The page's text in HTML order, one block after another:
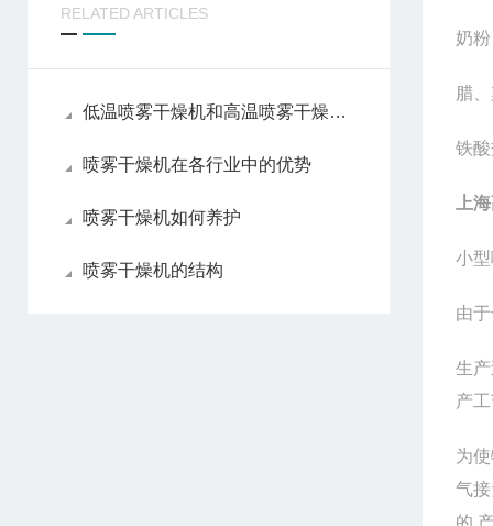
RELATED ARTICLES
低温喷雾干燥机和高温喷雾干燥机各自优点
喷雾干燥机在各行业中的优势
喷雾干燥机如何养护
喷雾干燥机的结构
奶
腊
铁
上
小
由
生
产
为
气
的,